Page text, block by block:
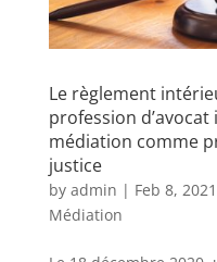
Le règlement
profession
médiation comme
justice
by admin | Feb 8, 2021
Médiation